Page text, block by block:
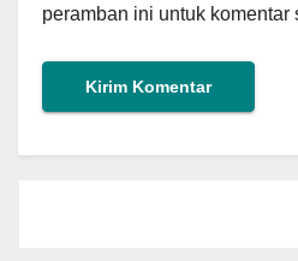
peramban ini untuk komentar